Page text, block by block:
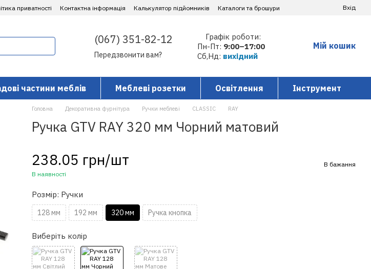
приватності Контактна інформація ​Калькулятор підйомників Каталоги та брошури Вхід
(067) 351-82-12
Передзвонити вам?
Графік роботи:
Пн-Пт: 9:00–17:00
Сб,Нд: вихідний
Мій кошик
частини меблів Меблеві розетки Освітлення Інструмент
Головна Декоративна фурнітура Ручки меблеві CLASSIC RAY
Ручка GTV RAY 320 мм Чорний матовий
238.05 грн/шт
В наявності
В бажання
Розмір: Ручки
128 мм 192 мм 320 мм Ручка кнопка
Виберіть колір